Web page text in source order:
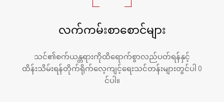
လက်ကမ်းစာစောင်များ
သင်၏စက်ယန္တရားကိုထိရောက်စွာလည်ပတ်ရန်နှင့်
ထိန်းသိမ်းရန်တိုက်ရိုက်လေ့ကျင့်ရေးသင်တန်းများတွင်ပါ 0
င်ပါ။